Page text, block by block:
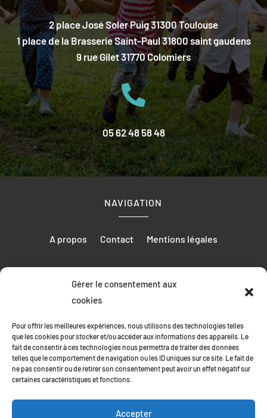
Gérer le consentement aux
cookies
Pour offrir les meilleures expériences, nous utilisons des technologies telles
que les cookies pour stocker et/ou accéder aux informations des appareils. Le
fait de consentir à ces technologies nous permettra de traiter des données
telles que le comportement de navigation ou les ID uniques sur ce site. Le fait de
ne pas consentir ou de retirer son consentement peut avoir un effet négatif sur
certaines caractéristiques et fonctions.
Accepter
2 place José Soler Puig 31300 Toulouse
1 place de la Brasserie Saint-Paul 31800 saint gaudens
9 rue Gilet 31770 Colomiers

05 62 48 58 48
NAVIGATION
A propos Contact Mentions légales